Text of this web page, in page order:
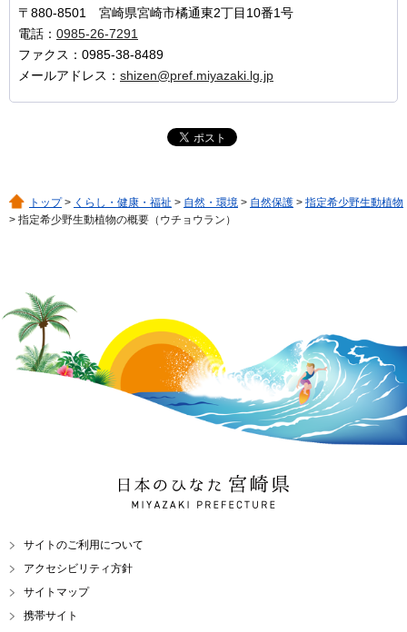
〒880-8501 宮崎県宮崎市橘通東2丁目10番1号
電話： 0985-26-7291
ファクス：0985-38-8489
メールアドレス： shizen@pref.miyazaki.lg.jp
トップ> くらし・健康・福祉 > 自然・環境 > 自然保護 > 指定希少野生動植物
> 指定希少野生動植物の概要（ウチョウラン）
日本のひなた 宮崎県
MIYAZAKI PREFECTURE
サイトのご利用について
アクセシビリティ方針
サイトマップ
携帯サイト